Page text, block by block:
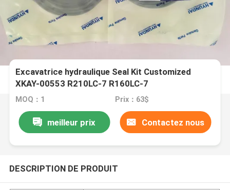
Excavatrice hydraulique Seal Kit Customized
XKAY-00553 R210LC-7 R160LC-7
MOQ：1 Prix：63$
meilleur prix Contactez nous
DESCRIPTION DE PRODUIT